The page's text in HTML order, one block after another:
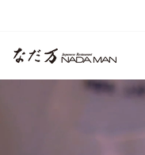
な
だ